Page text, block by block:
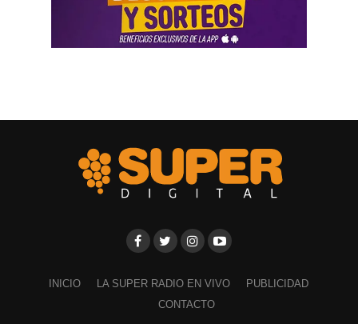
INICIO LA SUPER RADIO EN VIVO
PUBLICIDAD
CONTACTO